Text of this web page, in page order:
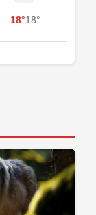
18°18°